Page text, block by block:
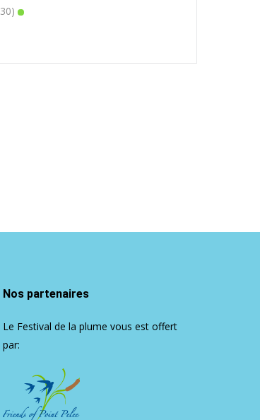
30)
Nos partenaires
Le Festival de la plume vous est offert
par: